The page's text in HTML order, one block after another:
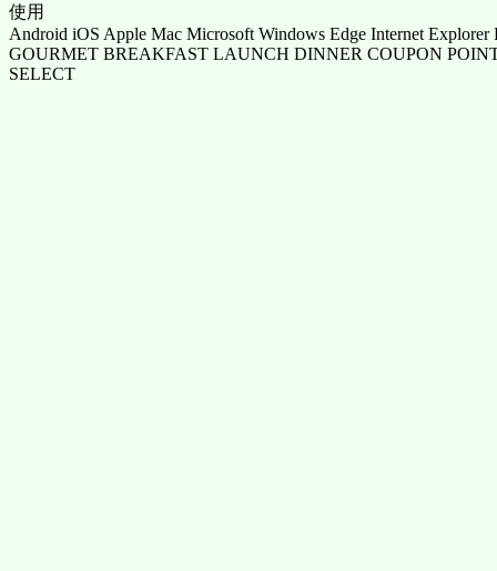
使用
Android iOS Apple Mac Microsoft Windows Edge Internet Explorer
GOURMET BREAKFAST LAUNCH DINNER COUPON
SELECT